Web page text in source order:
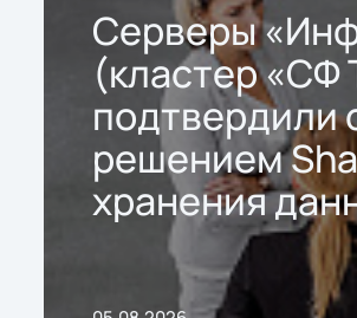
Серверы
(кластер «СФ
подтвердили
решением
хранения